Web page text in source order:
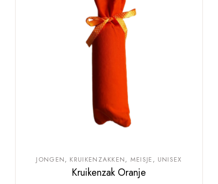
JONGEN KRUIKENZAKKEN MEISJE UNISEX
Kruikenzak Oranje